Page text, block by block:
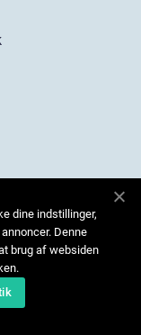
dine indstillinger,
Denne
brug af websiden